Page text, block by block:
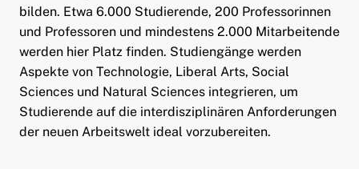
bilden. Etwa 6.000 Studierende, 200 Professorinnen
und Professoren und mindestens 2.000 Mitarbeitende
werden hier Platz finden. Studiengänge werden
Aspekte von Technologie, Liberal Arts, Social
Sciences und Natural Sciences integrieren, um
Studierende auf die interdisziplinären Anforderungen
der neuen Arbeitswelt ideal vorzubereiten.